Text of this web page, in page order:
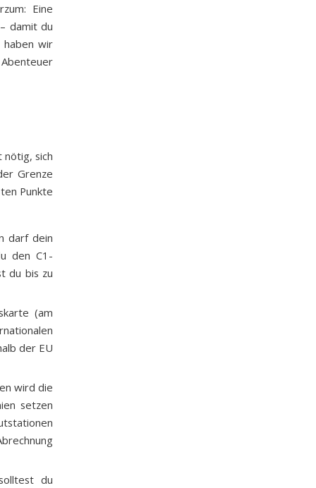
Eine
damit du
haben wir
nötig, sich
Grenze
Punkte
darf dein
den C1-
du bis zu
(am
der EU
wird die
setzen
du